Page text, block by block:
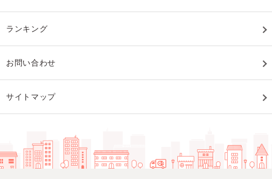
ランキング
お問い合わせ
サイトマップ